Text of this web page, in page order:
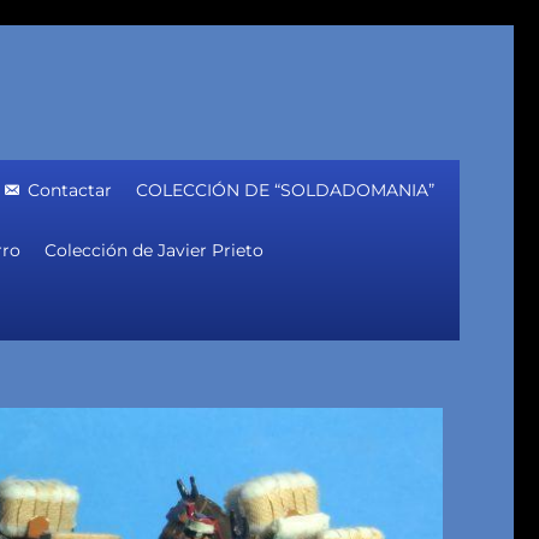
Contactar COLECCIÓN DE “SOLDADOMANIA”
Colección de Javier Prieto